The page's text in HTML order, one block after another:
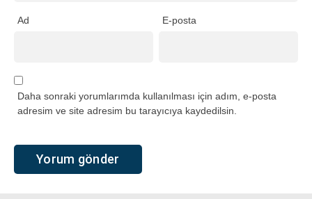
Ad E-posta
Daha sonraki yorumlarımda kullanılması için adım, e-posta
adresim ve site adresim bu tarayıcıya kaydedilsin.